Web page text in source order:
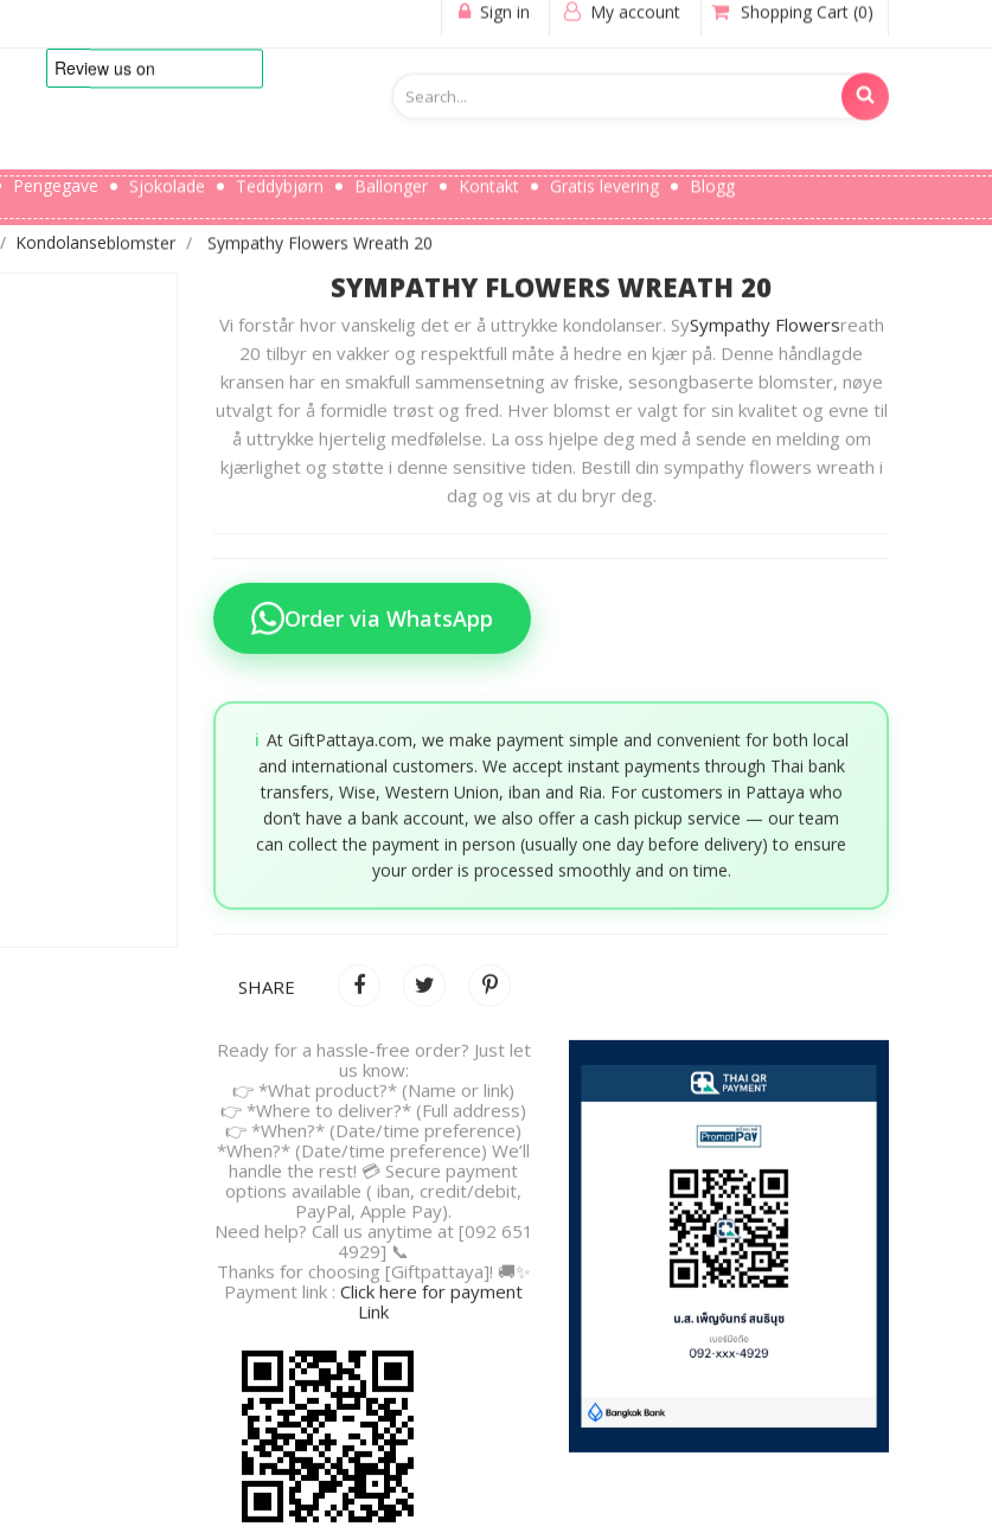
My account
Sign in Shopping Cart (0)
Pengegave Sjokolade Teddybjørn Ballonger Kontakt Gratis levering Blogg
Kondolanseblomster Sympathy Flowers Wreath 20
SYMPATHY FLOWERS WREATH 20
Vi forstår hvor vanskelig det er å uttrykke kondolanser. SySympathy Flowersreath
20 tilbyr en vakker og respektfull måte å hedre en kjær på. Denne håndlagde
kransen har en smakfull sammensetning av friske, sesongbaserte blomster, nøye
utvalgt for å formidle trøst og fred. Hver blomst er valgt for sin kvalitet og evne til
å uttrykke hjertelig medfølelse. La oss hjelpe deg med å sende en melding om
kjærlighet og støtte i denne sensitive tiden. Bestill din sympathy flowers wreath i
dag og vis at du bryr deg.
Order via WhatsApp
ℹ️ At GiftPattaya.com, we make payment simple and convenient for both local
and international customers. We accept instant payments through Thai bank
transfers, Wise, Western Union, iban and Ria. For customers in Pattaya who
don’t have a bank account, we also offer a cash pickup service — our team
can collect the payment in person (usually one day before delivery) to ensure
your order is processed smoothly and on time.
SHARE
Ready for a hassle-free order? Just let
us know:
👉 *What product?* (Name or link)
👉 *Where to deliver?* (Full address)
👉 *When?* (Date/time preference)
*When?* (Date/time preference) We’ll
handle the rest! 💳 Secure payment
options available ( iban, credit/debit,
PayPal, Apple Pay).
Need help? Call us anytime at [092 651
4929] 📞
Thanks for choosing [Giftpattaya]! 🚚✨
Payment link : Click here for payment
Link